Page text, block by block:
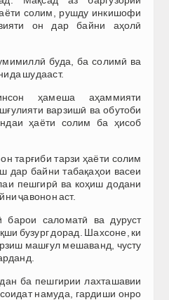
солим, рушду инкишофи
он дар байни аҳолӣ
буда, ба солимӣ ва
шудааст.
ҳамеша аҳаммияти
варзишӣ ва обутоби
ҳаёти солим ба ҳисоб
тарғиби тарзи ҳаёти солим
дар байни табақаҳои васеи
пешгирӣ ва коҳиш додани
ҷавонон аст.
барои саломатӣ ва дуруст
бузург дорад. Шахсоне, ки
машғул мешаванд, чусту
ба пешгирии лахташавии
намуда, гардиши онро